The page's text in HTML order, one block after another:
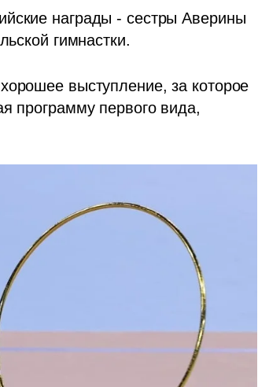
награды - сестры Аверины
гимнастки.
выступление, за которое
программу первого вида,